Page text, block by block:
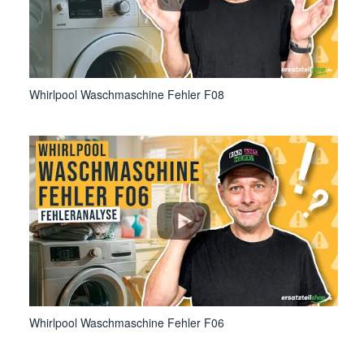
Whirlpool Waschmaschine Fehler F08
Whirlpool Waschmaschine Fehler F06